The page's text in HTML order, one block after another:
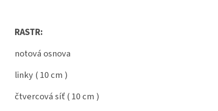
RASTR:
notová osnova
linky ( 10 cm )
čtvercová síť ( 10 cm )